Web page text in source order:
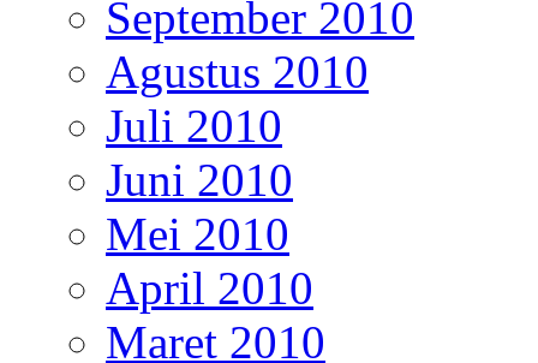
September 2010
Agustus 2010
Juli 2010
Juni 2010
Mei 2010
April 2010
Maret 2010